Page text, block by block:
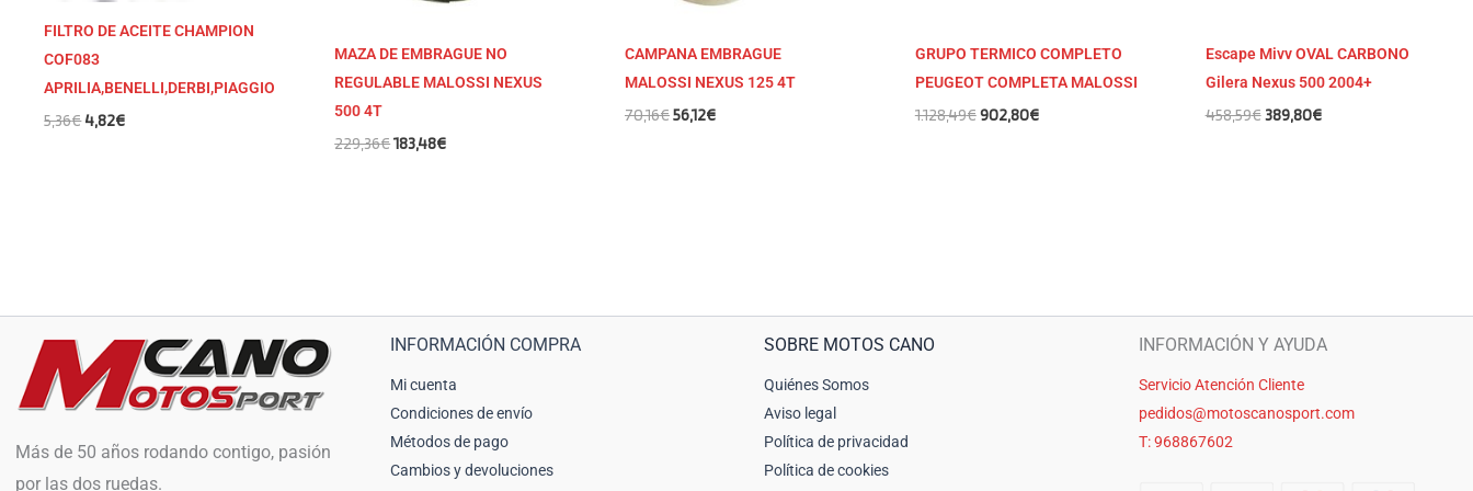
FILTRO DE ACEITE CHAMPION
COF083
APRILIA,BENELLI,DERBI,PIAGGIO
5,36€4,82€
MAZA DE EMBRAGUE NO
REGULABLE MALOSSI NEXUS
500 4T
229,36€183,48€
CAMPANA EMBRAGUE
MALOSSI NEXUS 125 4T
70,16€56,12€
GRUPO TERMICO COMPLETO
PEUGEOT COMPLETA MALOSSI
1.128,49€902,80€
Escape Mivv OVAL CARBONO
Gilera Nexus 500 2004+
458,59€389,80€
Más de 50 años rodando contigo, pasión
por las dos ruedas.
INFORMACIÓN COMPRA
Mi cuenta
Condiciones de envío
Métodos de pago
Cambios y devoluciones
SOBRE MOTOS CANO
Quiénes Somos
Aviso legal
Política de privacidad
Política de cookies
INFORMACIÓN Y AYUDA
Servicio Atención Cliente
pedidos@motoscanosport.com
T: 968867602